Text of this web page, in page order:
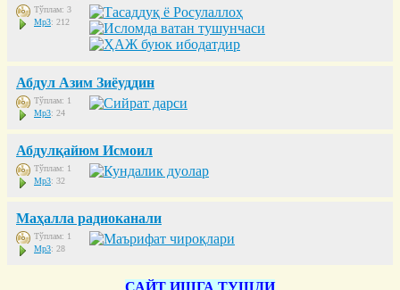
Тўплам: 3
Mp3: 212
Абдул Азим Зиёуддин
Тўплам: 1
Mp3: 24
Абдулқайюм Исмоил
Тўплам: 1
Mp3: 32
Маҳалла радиоканали
Тўплам: 1
Mp3: 28
САЙТ ИШГА ТУШДИ